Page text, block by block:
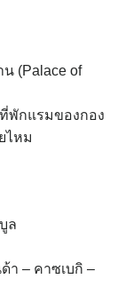
(Palace of
พักแรมของกอง
ไหม
ล
– คาซเบกิ –